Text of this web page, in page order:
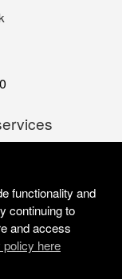
functionality and
continuing to
and access
here